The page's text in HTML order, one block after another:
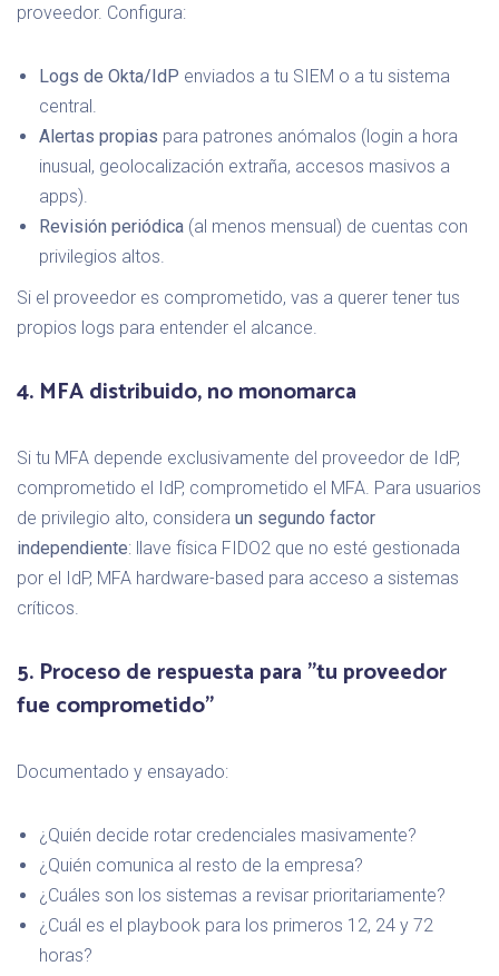
proveedor. Configura:
Logs de Okta/IdP enviados a tu SIEM o a tu sistema
central.
Alertas propias para patrones anómalos (login a hora
inusual, geolocalización extraña, accesos masivos a
apps).
Revisión periódica (al menos mensual) de cuentas con
privilegios altos.
Si el proveedor es comprometido, vas a querer tener tus
propios logs para entender el alcance.
4. MFA distribuido, no monomarca
Si tu MFA depende exclusivamente del proveedor de IdP,
comprometido el IdP, comprometido el MFA. Para usuarios
de privilegio alto, considera un segundo factor
independiente: llave física FIDO2 que no esté gestionada
por el IdP, MFA hardware-based para acceso a sistemas
críticos.
5. Proceso de respuesta para "tu proveedor
fue comprometido"
Documentado y ensayado:
¿Quién decide rotar credenciales masivamente?
¿Quién comunica al resto de la empresa?
¿Cuáles son los sistemas a revisar prioritariamente?
¿Cuál es el playbook para los primeros 12, 24 y 72
horas?